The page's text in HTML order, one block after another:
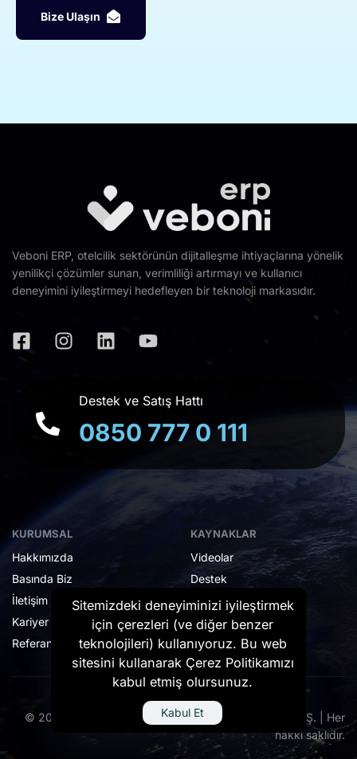
Bize Ulaşın
Veboni ERP, otelcilik sektörünün dijitalleşme ihtiyaçlarına yönelik
yenilikçi çözümler sunan, verimliliği artırmayı ve kullanıcı
deneyimini iyileştirmeyi hedefleyen bir teknoloji markasıdır.
Destek ve Satış Hattı
0850 777 0 111
KURUMSAL
Hakkımızda
Basında Biz
İletişim
Kariyer
İşe Alım
Referanslarımız
KAYNAKLAR
Videolar
Destek
© 2024 vebonierp.com - Made with ❤️ Kod Yazılım A.Ş. | Her
hakkı saklıdır.
Sitemizdeki deneyiminizi iyileştirmek
için çerezleri (ve diğer benzer
teknolojileri) kullanıyoruz. Bu web
sitesini kullanarak Çerez Politikamızı
kabul etmiş olursunuz.
Kabul Et